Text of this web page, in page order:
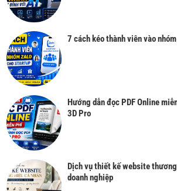
7 cách kéo thành viên vào
Hướng dẫn đọc PDF Online
3D Pro
Dịch vụ thiết kế website
doanh nghiệp